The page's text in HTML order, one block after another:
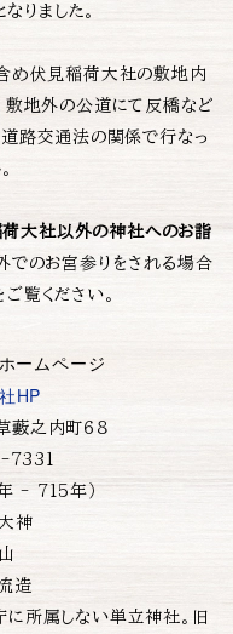
なりました。
め伏見稲荷大社の敷地内
敷地外の公道にて反橋など
道路交通法の関係で行なっ
大社以外の神社へのお詣
でのお宮参りをされる場合
覧ください。
ホームページ
HP
藪之内町６８
7331
- 715年）
神
造
所属しない単立神社。旧